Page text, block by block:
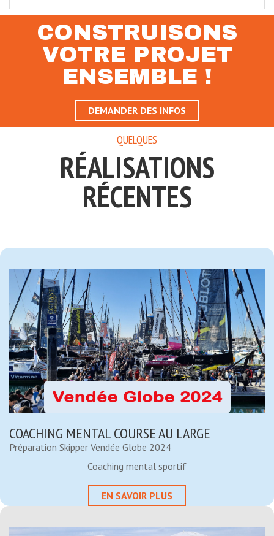
CONSTRUISONS
VOTRE PROJET
ENSEMBLE !
DEMANDER DES INFOS
QUELQUES
RÉALISATIONS
RÉCENTES
COACHING MENTAL COURSE AU LARGE
Préparation Skipper Vendée Globe 2024
Coaching mental sportif
EN SAVOIR PLUS